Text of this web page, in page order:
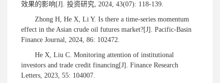
效果的影响[J]. 投资研究, 2024, 43(07): 118-139.
Zhong H, He X, Li Y. Is there a time-series momentum
effect in the Asian crude oil futures market?[J]. Pacific-Basin
Finance Journal, 2024, 86: 102472.
He X, Liu C. Monitoring attention of institutional
investors and trade credit financing[J]. Finance Research
Letters, 2023, 55: 104007.